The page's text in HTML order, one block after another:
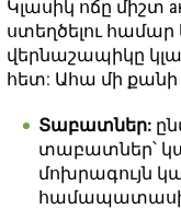
Կլասիկ ոճը միշտ
ստեղծելու
վերնաշապիկը
հետ: Ահա մի քանի
Տաբատներ:
տաբատներ՝
մոխրագույն